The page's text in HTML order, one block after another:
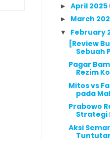
► April 2025
► March
▼ February
[Review
Sebuah
Pagar
Rezim
Mitos vs
pada
Prabowo
Strategi
Aksi